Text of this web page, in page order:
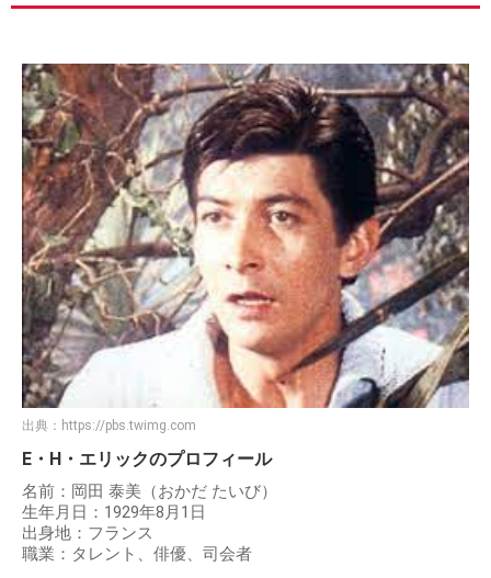
出典： https://pbs.twimg.com
E・H・エリックのプロフィール
名前：岡田 泰美（おかだ たいび）
生年月日：1929年8月1日
出身地：フランス
職業：タレント、俳優、司会者